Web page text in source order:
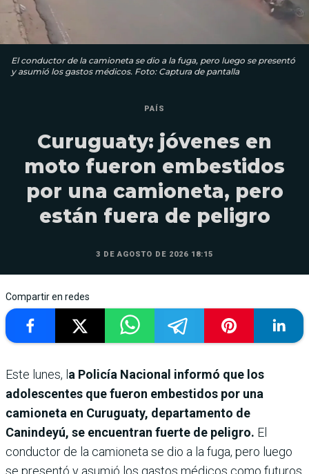
El conductor de la camioneta se dio a la fuga, pero luego se presentó
y asumió los gastos médicos. Foto: Captura de pantalla
PAÍS
Curuguaty: jóvenes en
moto fueron embestidos
por una camioneta, pero
están fuera de peligro
3 DE AGOSTO DE 2026 18:15
Compartir en redes
Este lunes, l a Policía Nacional informó que los
adolescentes que fueron embestidos por una
camioneta en Curuguaty, departamento de
Canindeyú, se encuentran fuerte de peligro. El
conductor de la camioneta se dio a la fuga, pero luego